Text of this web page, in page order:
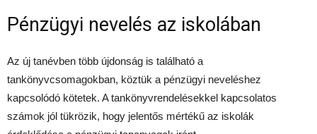
Pénzügyi nevelés az iskolában
Az új tanévben több újdonság is található a
tankönyvcsomagokban, köztük a pénzügyi neveléshez
kapcsolódó kötetek. A tankönyvrendelésekkel kapcsolatos
számok jól tükrözik, hogy jelentős mértékű az iskolák